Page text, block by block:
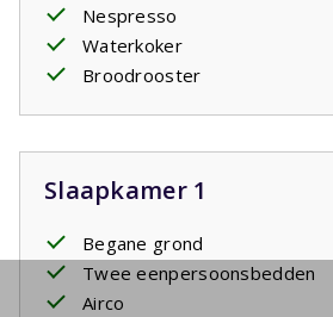
Nespresso
Waterkoker
Broodrooster
Slaapkamer 1
Begane grond
Twee eenpersoonsbedden
Airco